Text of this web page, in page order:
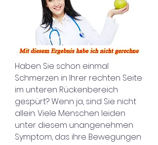
Haben Sie schon einmal
Schmerzen in Ihrer rechten Seite
im unteren Rückenbereich
gespürt? Wenn ja, sind Sie nicht
allein. Viele Menschen leiden
unter diesem unangenehmen
Symptom, das ihre Bewegungen